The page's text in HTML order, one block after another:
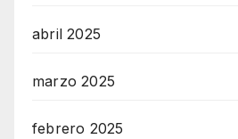
abril 2025
marzo 2025
febrero 2025